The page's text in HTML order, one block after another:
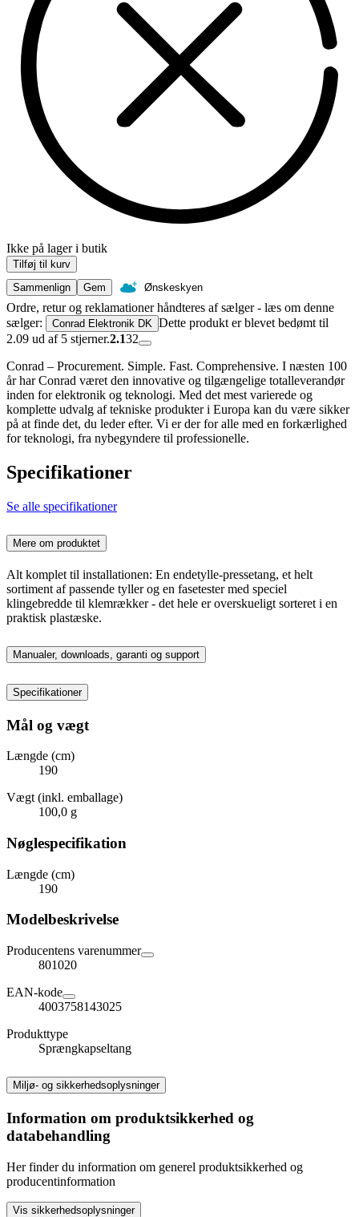
Ikke på lager i butik
Tilføj til kurv
Sammenlign
Gem Ønskeskyen
Ordre, retur og reklamationer håndteres af sælger - læs om denne
sælger:
Conrad Elektronik DK Dette produkt er blevet bedømt til
2.09 ud af 5 stjerner.2.132
Conrad – Procurement. Simple. Fast. Comprehensive. I næsten 100
år har Conrad været den innovative og tilgængelige totalleverandør
inden for elektronik og teknologi. Med det mest varierede og
komplette udvalg af tekniske produkter i Europa kan du være sikker
på at finde det, du leder efter. Vi er der for alle med en forkærlighed
for teknologi, fra nybegyndere til professionelle.
Specifikationer
Se alle specifikationer
Mere om produktet
Alt komplet til installationen: En endetylle-pressetang, et helt
sortiment af passende tyller og en fasetester med speciel
klingebredde til klemrækker - det hele er overskueligt sorteret i en
praktisk plastæske.
Manualer, downloads, garanti og support
Specifikationer
Mål og vægt
Længde (cm)
190
Vægt (inkl. emballage)
100,0 g
Nøglespecifikation
Længde (cm)
190
Modelbeskrivelse
Producentens varenummer
801020
EAN-kode
4003758143025
Produkttype
Sprængkapseltang
Miljø- og sikkerhedsoplysninger
Information om produktsikkerhed og
databehandling
Her finder du information om generel produktsikkerhed og
producentinformation
Vis sikkerhedsoplysninger